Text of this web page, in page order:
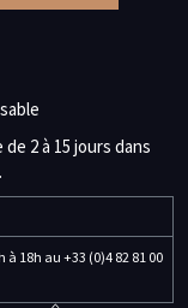
2 à 15 jours dans
18h au +33 (0)4 82 81 00